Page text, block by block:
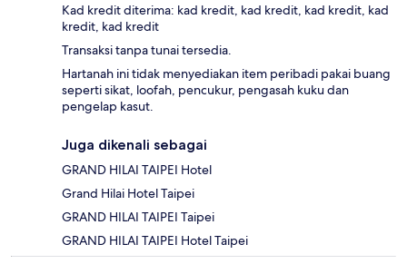
Kad kredit diterima: kad kredit, kad kredit, kad kredit, kad
kredit, kad kredit
Transaksi tanpa tunai tersedia.
Hartanah ini tidak menyediakan item peribadi pakai buang
seperti sikat, loofah, pencukur, pengasah kuku dan
pengelap kasut.
Juga dikenali sebagai
GRAND HILAI TAIPEI Hotel
Grand Hilai Hotel Taipei
GRAND HILAI TAIPEI Taipei
GRAND HILAI TAIPEI Hotel Taipei